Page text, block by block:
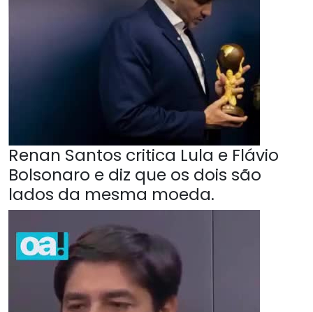
Renan Santos critica Lula e Flávio
Bolsonaro e diz que os dois são
lados da mesma moeda.